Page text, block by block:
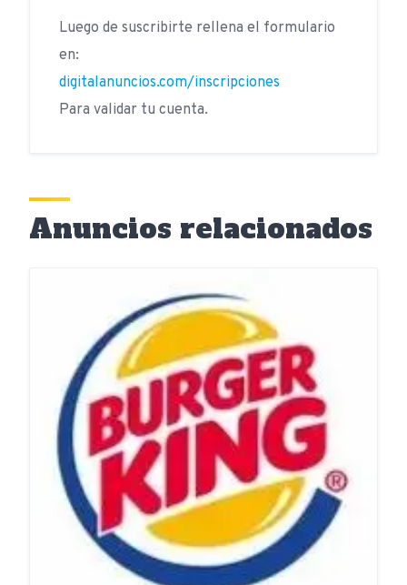
Luego de suscribirte rellena el formulario
en:
digitalanuncios.com/inscripciones
Para validar tu cuenta.
Anuncios relacionados